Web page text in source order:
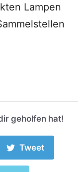
Lampen
geholfen hat!
Tweet